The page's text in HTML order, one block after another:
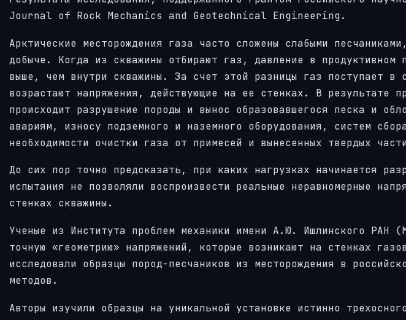
Journal of Rock Mechanics and Geotechnical Engineering.
Арктические месторождения газа часто сложены слабыми
добыче. Когда из скважины отбирают газ, давление в продуктивном
выше, чем внутри скважины. За счет этой разницы газ поступает в
возрастают напряжения, действующие на ее стенках. В результате
происходит разрушение породы и вынос образовавшегося песка и
авариям, износу подземного и наземного оборудования, систем
необходимости очистки газа от примесей и вынесенных твердых
До сих пор точно предсказать, при каких нагрузках начинается
испытания не позволяли воспроизвести реальные неравномерные
стенках скважины.
Ученые из Института проблем механики имени А.Ю. Ишлинского РАН
точную «геометрию» напряжений, которые возникают на стенках
исследовали образцы пород-песчаников из месторождения в
методов.
Авторы изучили образцы на уникальной установке истинно